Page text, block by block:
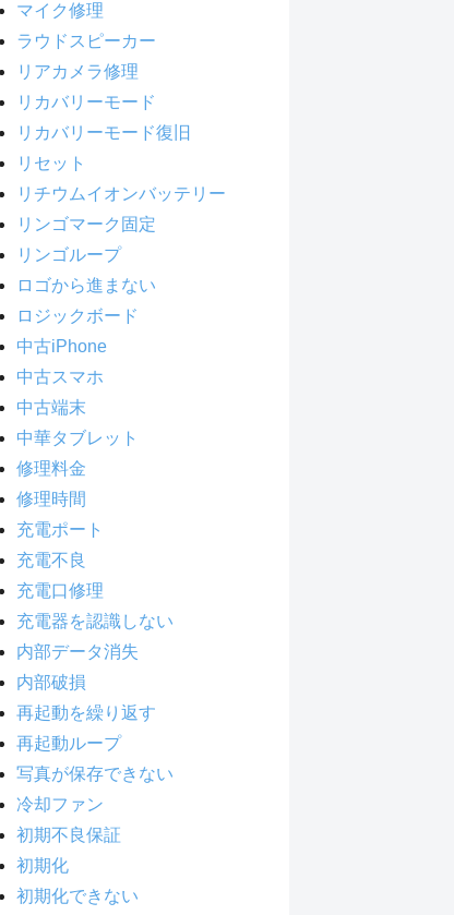
マイク修理
ラウドスピーカー
リアカメラ修理
リカバリーモード
リカバリーモード復旧
リセット
リチウムイオンバッテリー
リンゴマーク固定
リンゴループ
ロゴから進まない
ロジックボード
中古iPhone
中古スマホ
中古端末
中華タブレット
修理料金
修理時間
充電ポート
充電不良
充電口修理
充電器を認識しない
内部データ消失
内部破損
再起動を繰り返す
再起動ループ
写真が保存できない
冷却ファン
初期不良保証
初期化
初期化できない